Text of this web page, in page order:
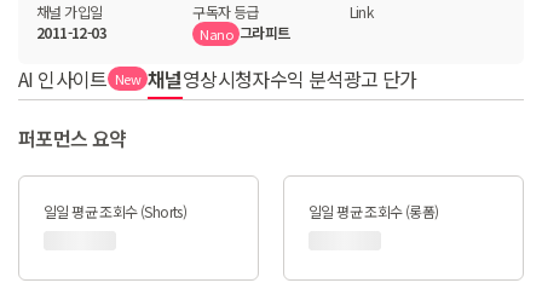
채널 가입일
2011-12-03
구독자 등급
Nano 그라피트
Link
AI 인사이트 New 채널영상시청자수익 분석광고 단가
퍼포먼스 요약
일일 평균 조회수 (Shorts) 일일 평균 조회수 (롱폼)